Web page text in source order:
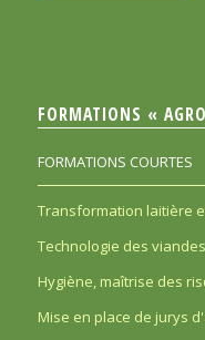
FORMATIONS «
FORMATIONS COURTES
Transformation laitière
Technologie des viandes
Hygiène, maîtrise des
Mise en place de jurys